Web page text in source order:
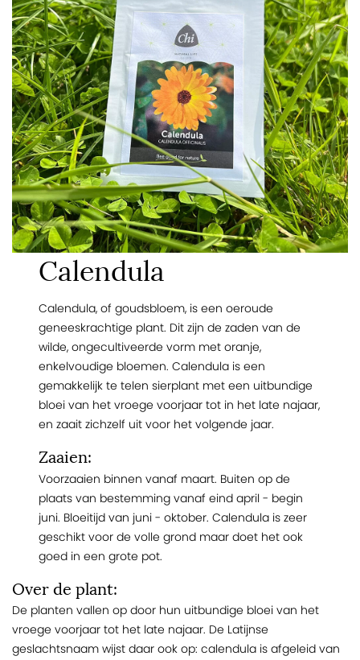
Calendula
Calendula, of goudsbloem, is een oeroude
geneeskrachtige plant. Dit zijn de zaden van de
wilde, ongecultiveerde vorm met oranje,
enkelvoudige bloemen. Calendula is een
gemakkelijk te telen sierplant met een uitbundige
bloei van het vroege voorjaar tot in het late najaar,
en zaait zichzelf uit voor het volgende jaar.
Zaaien:
Voorzaaien binnen vanaf maart. Buiten op de
plaats van bestemming vanaf eind april - begin
juni. Bloeitijd van juni - oktober. Calendula is zeer
geschikt voor de volle grond maar doet het ook
goed in een grote pot.
Over de plant:
De planten vallen op door hun uitbundige bloei van het
vroege voorjaar tot het late najaar. De Latijnse
geslachtsnaam wijst daar ook op: calendula is afgeleid van